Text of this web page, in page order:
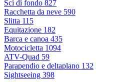
Sci di fondo 827
Racchetta da neve 590
Slitta 115
Equitazione 182
Barca e canoa 435
Motocicletta 1094
ATV-Quad 59
Parapendio e deltaplano 132
Sightseeing 398